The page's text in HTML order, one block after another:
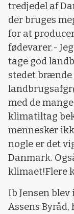
tredjedel af
der bruges
for at
fødevarer.-
tage god
stedet brænde
med de
klimatiltag
mennesker
nogle er det
Danmark.
klimaet!Flere
Ib Jensen
Assens